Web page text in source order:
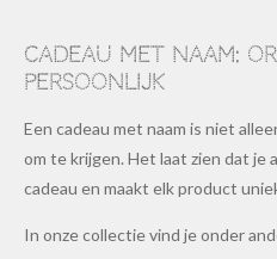
Cadeau met naam:
persoonlijk
Een cadeau met naam is niet
om te krijgen. Het laat zien dat je
cadeau en maakt elk product
In onze collectie vind je onder